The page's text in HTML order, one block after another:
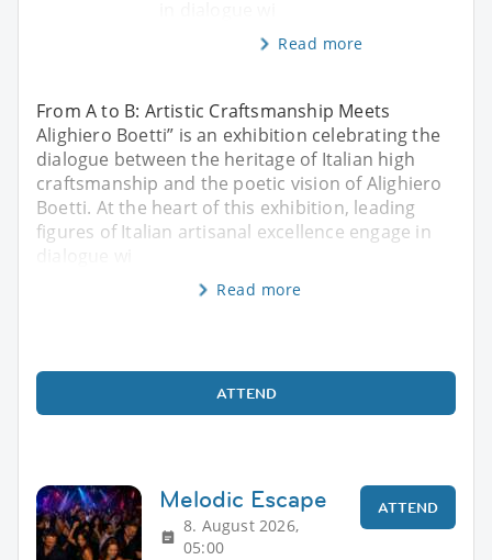
Read more
From A to B: Artistic Craftsmanship Meets
Alighiero Boetti” is an exhibition celebrating the
dialogue between the heritage of Italian high
craftsmanship and the poetic vision of Alighiero
Boetti. At the heart of this exhibition, leading
figures of Italian artisanal excellence engage in
Read more
ATTEND
Melodic Escape
8. August 2026,
05:00
ATTEND